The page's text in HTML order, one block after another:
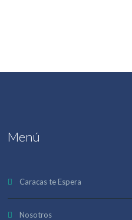
Menú
Caracas te Espera
Nosotros